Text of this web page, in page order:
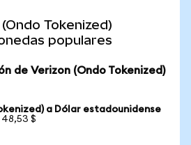
Tokenized)
populares
de Verizon (Ondo Tokenized)
a Dólar estadounidense
48,53 $